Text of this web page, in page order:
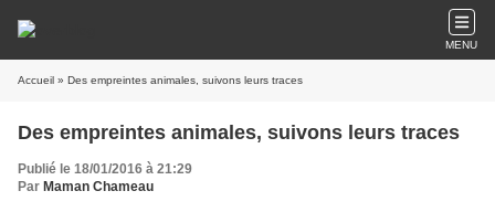
MENU
Accueil » Des empreintes animales, suivons leurs traces
Des empreintes animales, suivons leurs traces
Publié le 18/01/2016 à 21:29
Par Maman Chameau